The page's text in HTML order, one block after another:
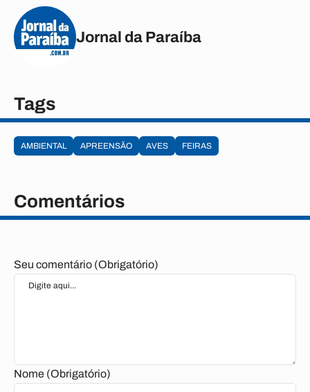
Jornal da Paraíba
Tags
AMBIENTAL APREENSÃO AVES FEIRAS
Comentários
Seu comentário (Obrigatório)
Nome (Obrigatório)